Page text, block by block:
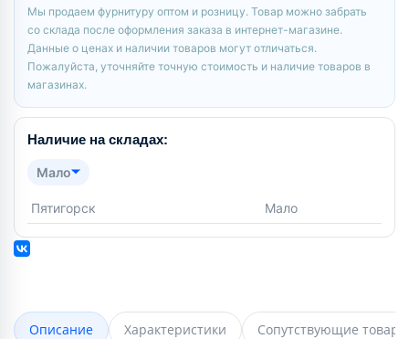
Мы продаем фурнитуру оптом и розницу. Товар можно забрать
со склада после оформления заказа в интернет-магазине.
Данные о ценах и наличии товаров могут отличаться.
Пожалуйста, уточняйте точную стоимость и наличие товаров в
магазинах.
Наличие на складах:
Мало
Пятигорск Мало
Описание Характеристики Сопутствующие товары